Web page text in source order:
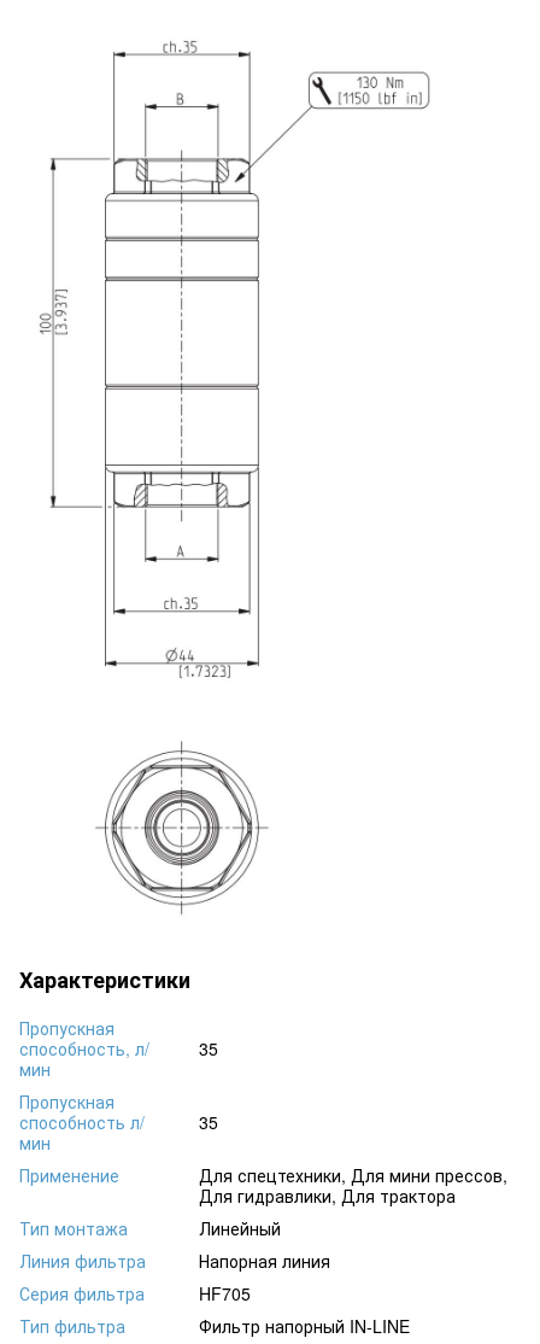
Характеристики
Пропускная
способность, л/
мин
35
Пропускная
способность л/
мин
35
Применение
Для спецтехники, Для мини прессов,
Для гидравлики, Для трактора
Тип монтажа
Линейный
Линия фильтра
Напорная линия
Серия фильтра
HF705
Тип фильтра
Фильтр напорный IN-LINE